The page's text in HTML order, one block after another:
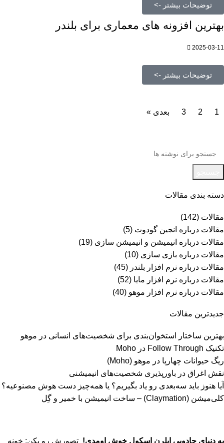
توضیحات بیشتر ->
بهترین افزونه های معماری برای بلندر
2025-03-11
توضیحات بیشتر ->
1
2
3 بعدی »
دسته بندی مقالات
مقالات (142)
مقالات درباره انجین گودوت (5)
مقالات درباره انیمیشن و انیمیشن سازی (19)
مقالات درباره بازی سازی (10)
مقالات درباره نرم افزار بلندر (45)
مقالات درباره نرم افزار مایا (52)
مقالات درباره نرم افزار موهو (40)
جدیدترین مقالات
بهترین ساختار استخوان‌بندی برای شخصیت‌های انسانی در موهو
تکنیک Follow Through در Moho
ریگ حیوانات چهارپا در موهو (Moho)
نقش اغراق در باورپذیری شخصیت‌های انیمیشنی
آیا هنوز باید سه‌بعدی‌ رو یاد بگیریم؟ یا همه‌چیز دست هوش مصنوعیه؟
کلی‌میشن (Claymation) – ساخت انیمیشن با خمیر و گِل
به دنیای جادویی ایلرن اسکول خوش اومدی! تصورش رو بکن: خونه